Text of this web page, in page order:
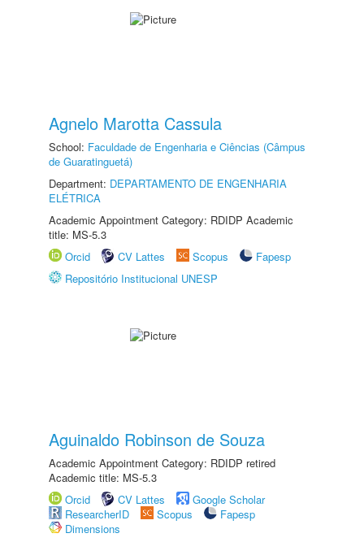
Agnelo Marotta Cassula
School: Faculdade de Engenharia e Ciências (Câmpus
de Guaratinguetá)
Department: DEPARTAMENTO DE ENGENHARIA
ELÉTRICA
Academic Appointment Category: RDIDP Academic
title: MS-5.3
Orcid
CV Lattes Scopus
Fapesp
Repositório Institucional UNESP
Aguinaldo Robinson de Souza
Academic Appointment Category: RDIDP retired
Academic title: MS-5.3
Orcid
CV Lattes
Google Scholar
ResearcherID
Scopus
Fapesp
Dimensions